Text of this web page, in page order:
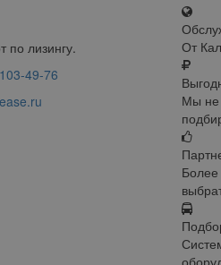
по лизингу.
49-76
От
Мы не
Более